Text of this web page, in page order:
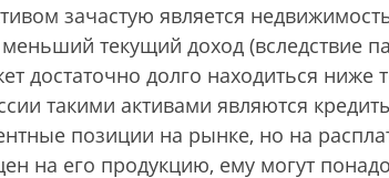
зачастую является
текущий доход (вследствие
достаточно долго находиться ниже
такими активами являются
позиции на рынке, но на
на его продукцию, ему могут